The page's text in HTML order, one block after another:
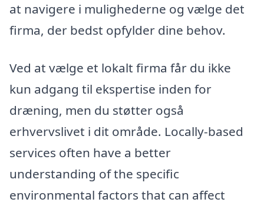
at navigere i mulighederne og vælge det
firma, der bedst opfylder dine behov.
Ved at vælge et lokalt firma får du ikke
kun adgang til ekspertise inden for
dræning, men du støtter også
erhvervslivet i dit område. Locally-based
services often have a better
understanding of the specific
environmental factors that can affect